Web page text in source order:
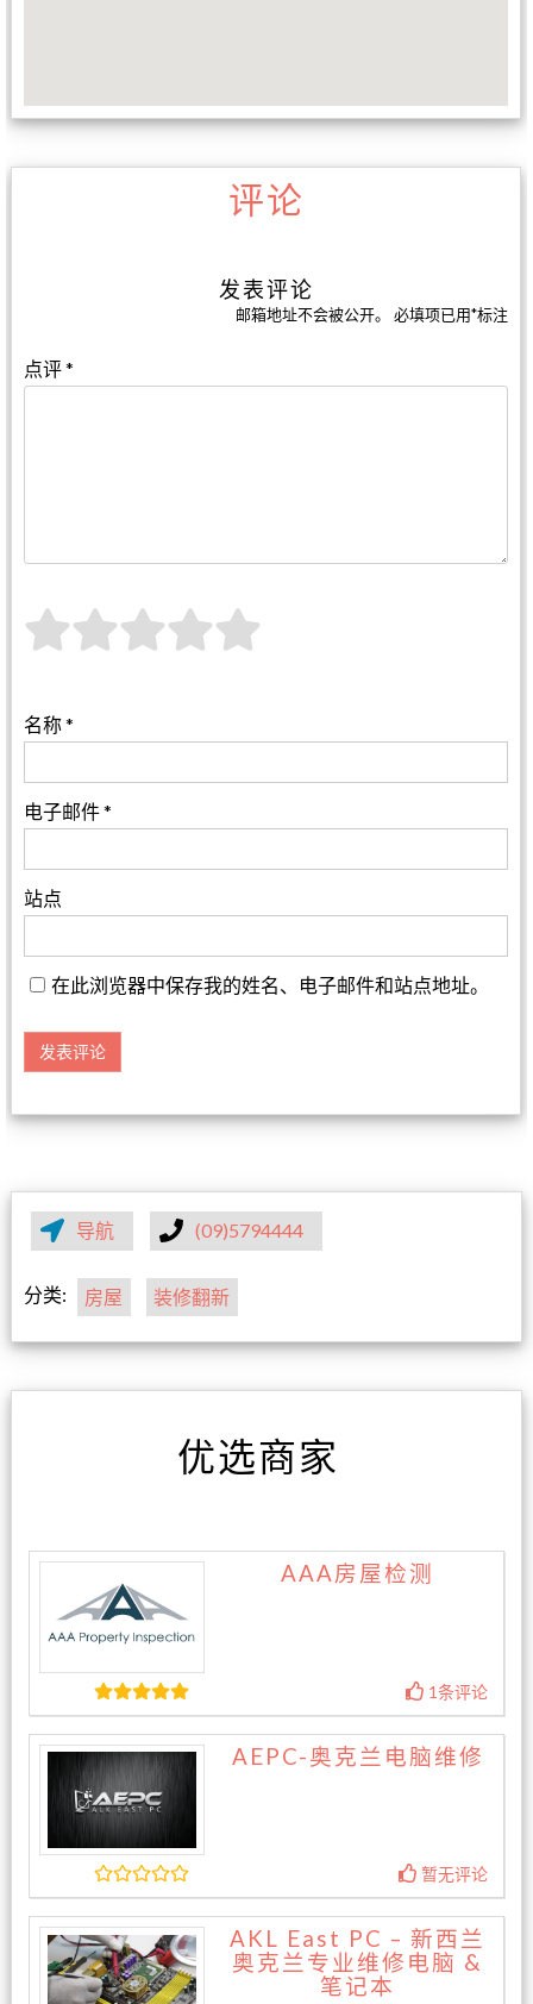
评论
发表评论
邮箱地址不会被公开。 必填项已用*标注
点评*
名称*
电子邮件*
站点
在此浏览器中保存我的姓名、电子邮件和站点地址。
导航 (09)5794444
分类: 房屋 装修翻新
优选商家
AAA房屋检测
1条评论
AEPC-奥克兰电脑维修
暂无评论
AKL East PC – 新西兰
奥克兰专业维修电脑 &
笔记本